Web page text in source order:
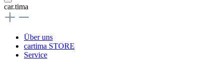
car.tima
Über uns
cartima STORE
Service